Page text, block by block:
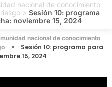
nacional de conocimiento
> Sesión 10: programa
noviembre 15, 2024
nacional de conocimiento
>
Sesión 10: programa para
15, 2024